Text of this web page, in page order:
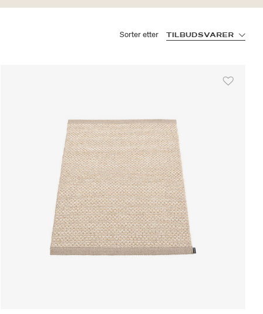
Sorter etter TILBUDSVARER